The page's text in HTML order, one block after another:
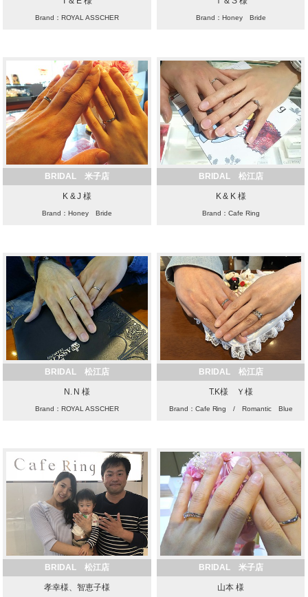
Brand：ROYAL ASSCHER Brand：Honey Bride
BRIDAL 米子店
K & J 様
Brand：Honey Bride
BRIDAL 松江店
K & K 様
Brand：Cafe Ring
BRIDAL 松江店
N. N 様
Brand：ROYAL ASSCHER
BRIDAL 松江店
T.K様 Ｙ様
Brand：Cafe Ring / Romantic Blue
BRIDAL 松江店
孝幸様、智恵子様
BRIDAL 米子店
山本 様